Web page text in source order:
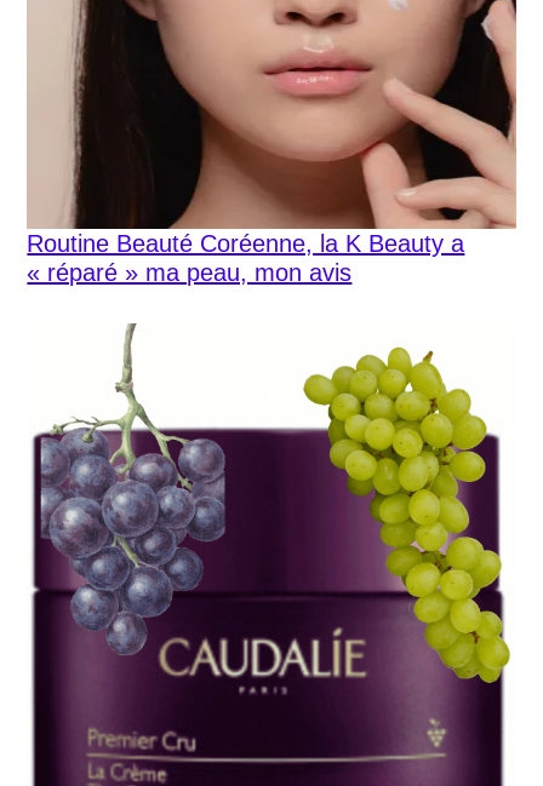
Routine Beauté Coréenne, la K Beauty a
« réparé » ma peau, mon avis